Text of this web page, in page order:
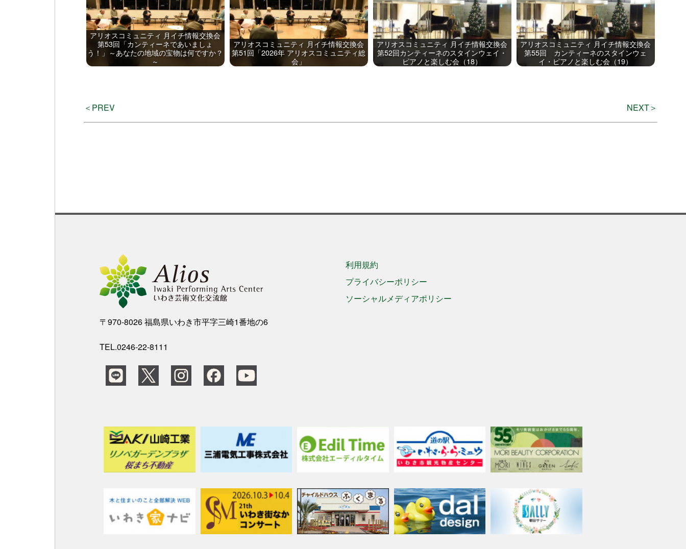
アリオスコミュニティ 月イチ情報交換会
第53回「カンティーネであいましょ
う！」～あなたの地域の宝物は何ですか？
～
アリオスコミュニティ 月イチ情報交換会
第51回「2026年 アリオスコミュニティ総
会」
アリオスコミュニティ 月イチ情報交換会
第52回カンティーネのスタインウェイ・
ピアノと楽しむ会（18）
アリオスコミュニティ 月イチ情報交換会
第55回 カンティーネのスタインウェ
イ・ピアノと楽しむ会（19）
＜PREV NEXT＞
〒970-8026 福島県いわき市平字三崎1番地の6
TEL.0246-22-8111
利用規約
プライバシーポリシー
ソーシャルメディアポリシー